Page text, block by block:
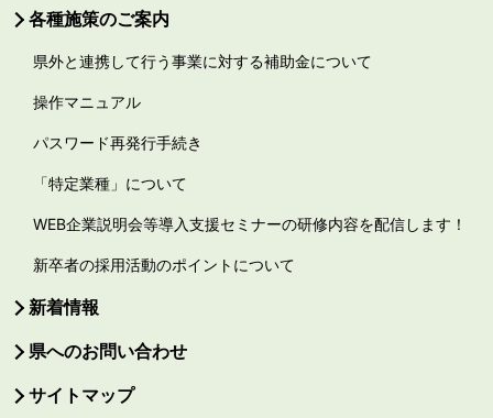
各種施策のご案内
県外と連携して行う事業に対する補助金について
操作マニュアル
パスワード再発行手続き
「特定業種」について
WEB企業説明会等導入支援セミナーの研修内容を配信します！
新卒者の採用活動のポイントについて
新着情報
県へのお問い合わせ
サイトマップ